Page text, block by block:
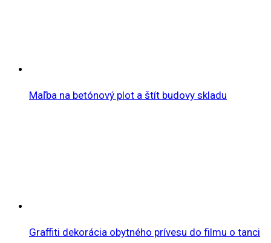
Maľba na betónový plot a štít budovy skladu
Graffiti dekorácia obytného prívesu do filmu o tanci